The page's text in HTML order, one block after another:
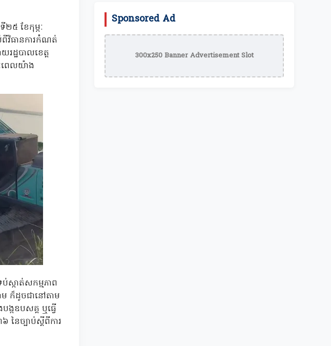
៥ ខែកុម្ភៈ
ពីវិធានការកំណត់
ដ្ឋបាលខេត្ត
ពេលយ៉ាង
កាត់សកម្មភាព
ម ក៏ដូចជានៅតាម
ង្កឧបសគ្គ ឬធ្វើ
នៃច្បាប់ស្តីពីការ
Sponsored Ad
300x250 Banner Advertisement Slot